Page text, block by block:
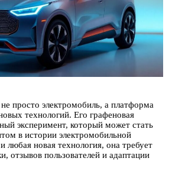
просто электромобиль, а платформа
технологий. Его графеновая
эксперимент, который может стать
в истории электромобильной
любая новая технология, она требует
отзывов пользователей и адаптации